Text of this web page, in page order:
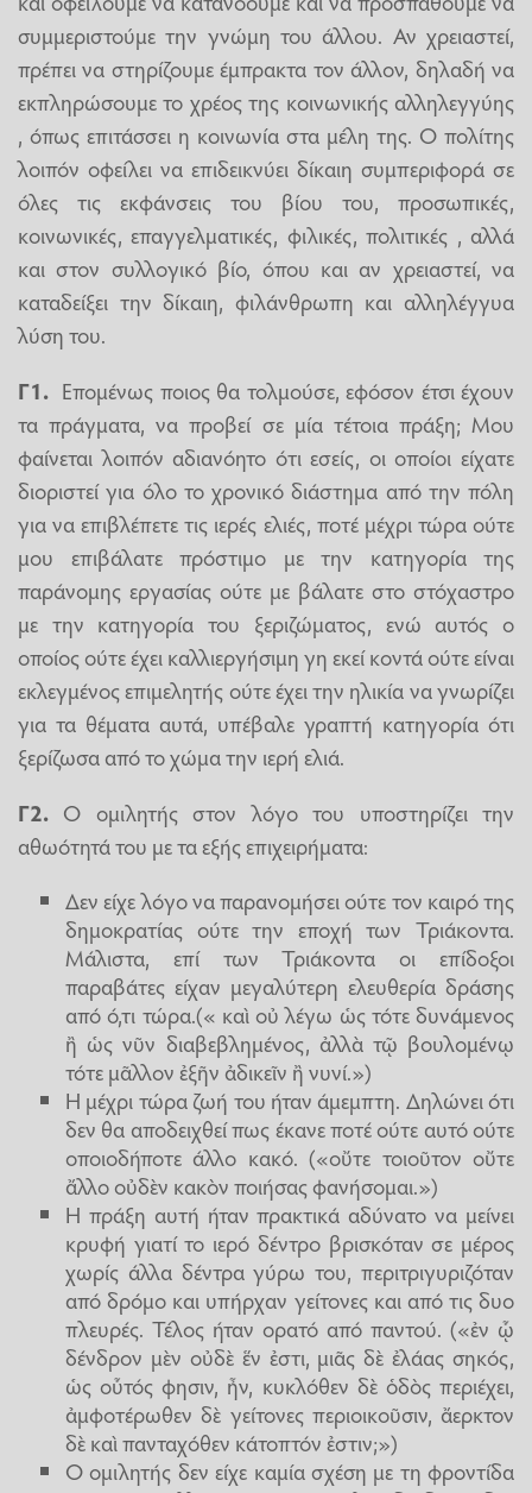
συμμεριστούμε την γνώμη του άλλου. Αν χρειαστεί,
πρέπει να στηρίζουμε έμπρακτα τον άλλον, δηλαδή να
εκπληρώσουμε το χρέος της κοινωνικής αλληλεγγύης
, όπως επιτάσσει η κοινωνία στα μέλη της. Ο πολίτης
λοιπόν οφείλει να επιδεικνύει δίκαιη συμπεριφορά σε
όλες τις εκφάνσεις του βίου του, προσωπικές,
κοινωνικές, επαγγελματικές, φιλικές, πολιτικές , αλλά
και στον συλλογικό βίο, όπου και αν χρειαστεί, να
καταδείξει την δίκαιη, φιλάνθρωπη και αλληλέγγυα
λύση του.
Γ1. Επομένως ποιος θα τολμούσε, εφόσον έτσι έχουν
τα πράγματα, να προβεί σε μία τέτοια πράξη; Μου
φαίνεται λοιπόν αδιανόητο ότι εσείς, οι οποίοι είχατε
διοριστεί για όλο το χρονικό διάστημα από την πόλη
για να επιβλέπετε τις ιερές ελιές, ποτέ μέχρι τώρα ούτε
μου επιβάλατε πρόστιμο με την κατηγορία της
παράνομης εργασίας ούτε με βάλατε στο στόχαστρο
με την κατηγορία του ξεριζώματος, ενώ αυτός ο
οποίος ούτε έχει καλλιεργήσιμη γη εκεί κοντά ούτε είναι
εκλεγμένος επιμελητής ούτε έχει την ηλικία να γνωρίζει
για τα θέματα αυτά, υπέβαλε γραπτή κατηγορία ότι
ξερίζωσα από το χώμα την ιερή ελιά.
Γ2. Ο ομιλητής στον λόγο του υποστηρίζει την
αθωότητά του με τα εξής επιχειρήματα:
Δεν είχε λόγο να παρανομήσει ούτε τον καιρό της
δημοκρατίας ούτε την εποχή των Τριάκοντα.
Μάλιστα, επί των Τριάκοντα οι επίδοξοι
παραβάτες είχαν μεγαλύτερη ελευθερία δράσης
από ό,τι τώρα.(« καὶ οὐ λέγω ὡς τότε δυνάμενος
ἢ ὡς νῦν διαβεβλημένος, ἀλλὰ τῷ βουλομένῳ
τότε μᾶλλον ἐξῆν ἀδικεῖν ἢ νυνί.»)
Η μέχρι τώρα ζωή του ήταν άμεμπτη. Δηλώνει ότι
δεν θα αποδειχθεί πως έκανε ποτέ ούτε αυτό ούτε
οποιοδήποτε άλλο κακό. («οὔτε τοιοῦτον οὔτε
ἄλλο οὐδὲν κακὸν ποιήσας φανήσομαι.»)
Η πράξη αυτή ήταν πρακτικά αδύνατο να μείνει
κρυφή γιατί το ιερό δέντρο βρισκόταν σε μέρος
χωρίς άλλα δέντρα γύρω του, περιτριγυριζόταν
από δρόμο και υπήρχαν γείτονες και από τις δυο
πλευρές. Τέλος ήταν ορατό από παντού. («ἐν ᾧ
δένδρον μὲν οὐδὲ ἕν ἐστι, μιᾶς δὲ ἐλάας σηκός,
ὡς οὗτός φησιν, ἦν, κυκλόθεν δὲ ὁδὸς περιέχει,
ἀμφοτέρωθεν δὲ γείτονες περιοικοῦσιν, ἄερκτον
δὲ καὶ πανταχόθεν κάτοπτόν ἐστιν;»)
Ο ομιλητής δεν είχε καμία σχέση με τη φροντίδα